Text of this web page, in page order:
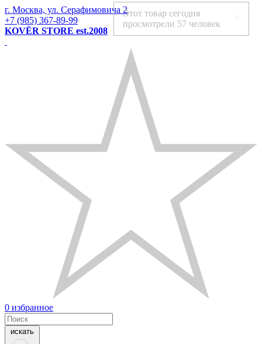
г. Москва, ул. Серафимовича 2
+7 (985) 367-89-99
KOVЁR STORE est.2008
0 избранное
Этот товар сегодня
просмотрели 57 человек